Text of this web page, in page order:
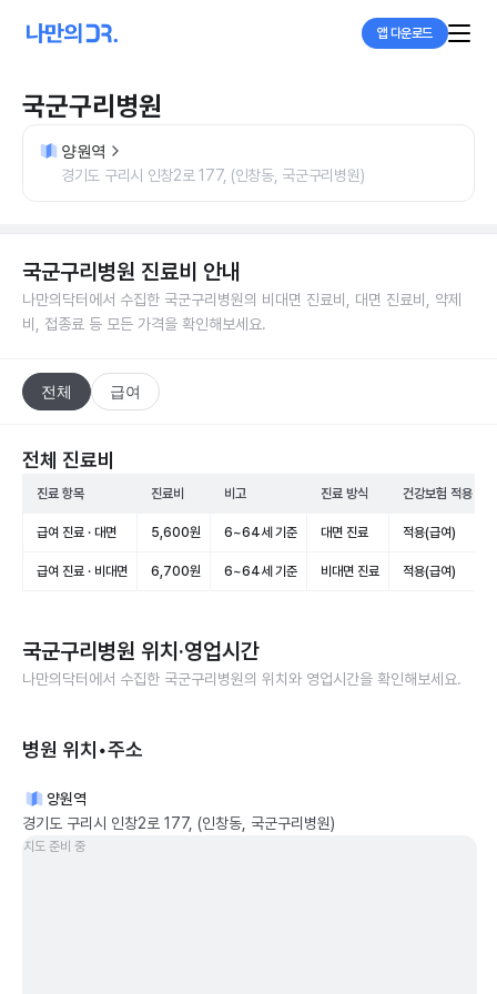
앱 다운로드
국군구리병원
양원역
경기도 구리시 인창2로 177, (인창동, 국군구리병원)
국군구리병원 진료비 안내
나만의닥터에서 수집한 국군구리병원의 비대면 진료비, 대면 진료비, 약제
비, 접종료 등 모든 가격을 확인해보세요.
전체 급여
전체 진료비
진료 항목 진료비 비고 진료 방식 건강보험 적용
급여 진료 · 대면 5,600원 6~64세 기준 대면 진료 적용(급여)
급여 진료 · 비대면 6,700원 6~64세 기준 비대면 진료 적용(급여)
국군구리병원 위치·영업시간
나만의닥터에서 수집한 국군구리병원의 위치와 영업시간을 확인해보세요.
병원 위치•주소
양원역
경기도 구리시 인창2로 177, (인창동, 국군구리병원)
지도 준비 중